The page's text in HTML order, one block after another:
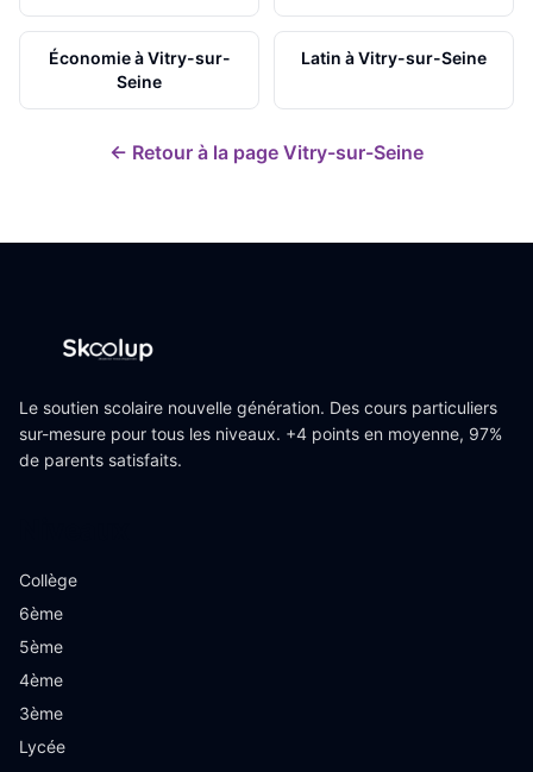
ÉconomieàVitry-sur-
Seine
Latin àVitry-sur-Seine
← Retour à la page Vitry-sur-Seine
Le soutien scolaire nouvelle génération. Des cours particuliers
sur-mesure pour tous les niveaux. +4 points en moyenne, 97%
de parents satisfaits.
Collège
6ème
5ème
4ème
3ème
Lycée